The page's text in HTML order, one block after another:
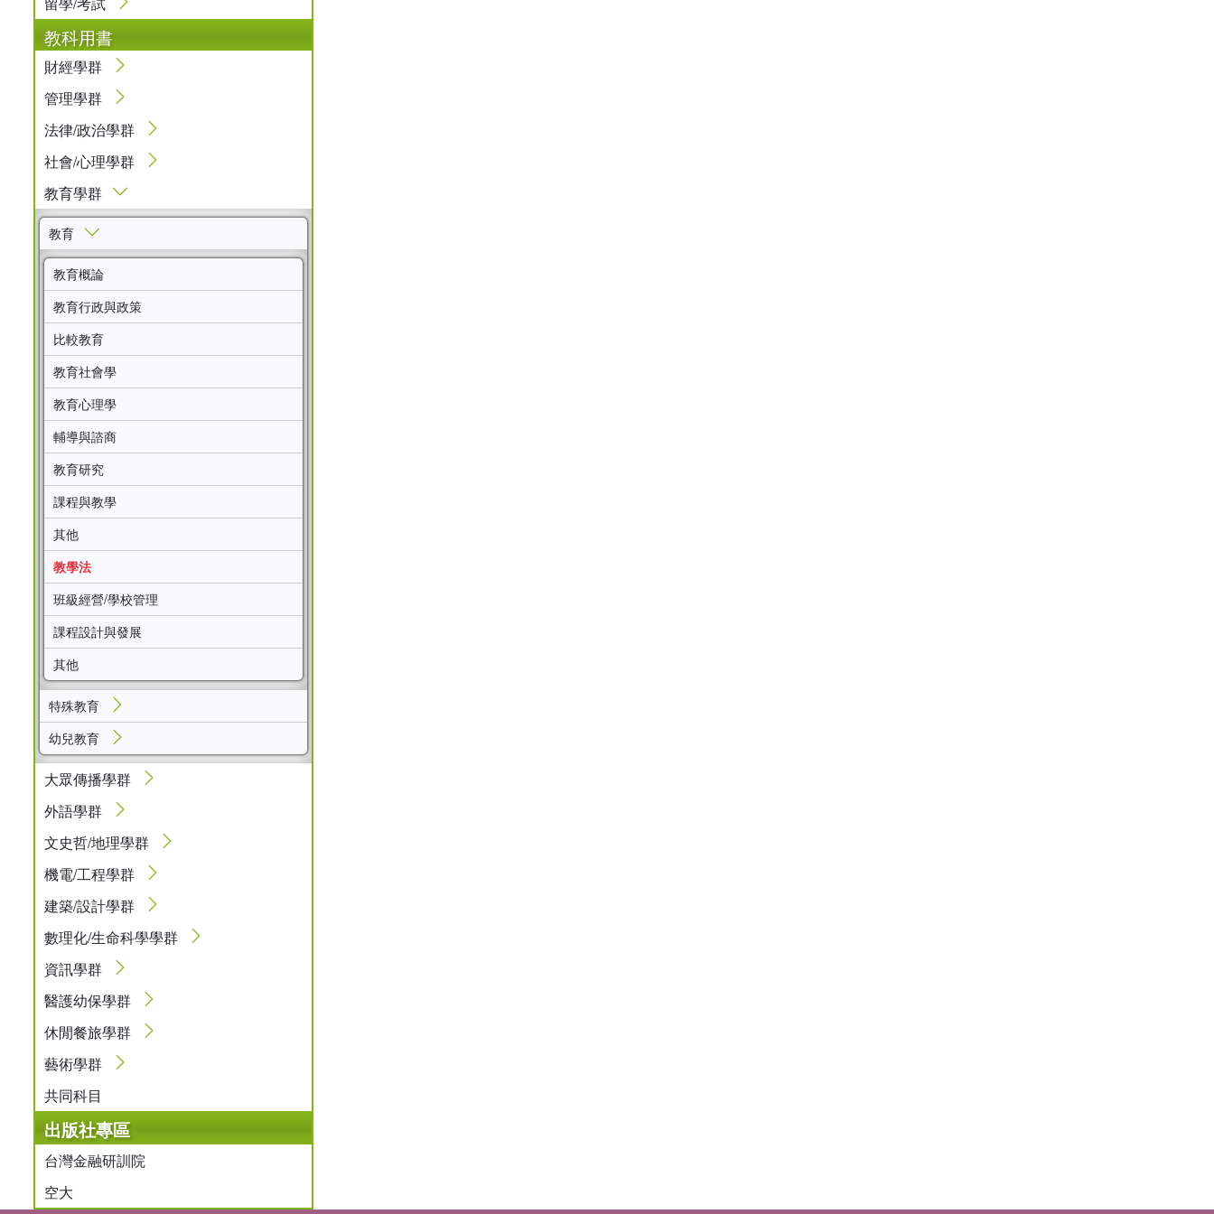
教科用書
財經學群
管理學群
法律/政治學群
社會/心理學群
教育學群
教育
教育概論
教育行政與政策
比較教育
教育社會學
教育心理學
輔導與諮商
教育研究
課程與教學
其他
教學法
班級經營/學校管理
課程設計與發展
其他
特殊教育
幼兒教育
大眾傳播學群
外語學群
文史哲/地理學群
機電/工程學群
建築/設計學群
數理化/生命科學學群
資訊學群
醫護幼保學群
休閒餐旅學群
藝術學群
共同科目
出版社專區
台灣金融研訓院
空大